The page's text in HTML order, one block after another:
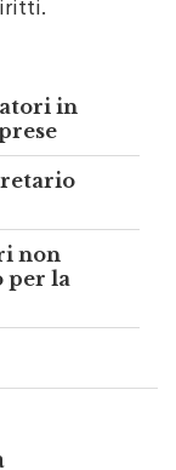
in
non
la